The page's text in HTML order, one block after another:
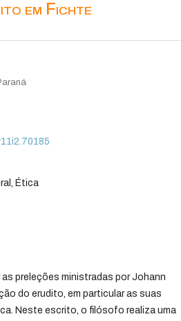
em Fichte
Ética
preleções ministradas por Johann
do erudito, em particular as suas
Neste escrito, o filósofo realiza uma